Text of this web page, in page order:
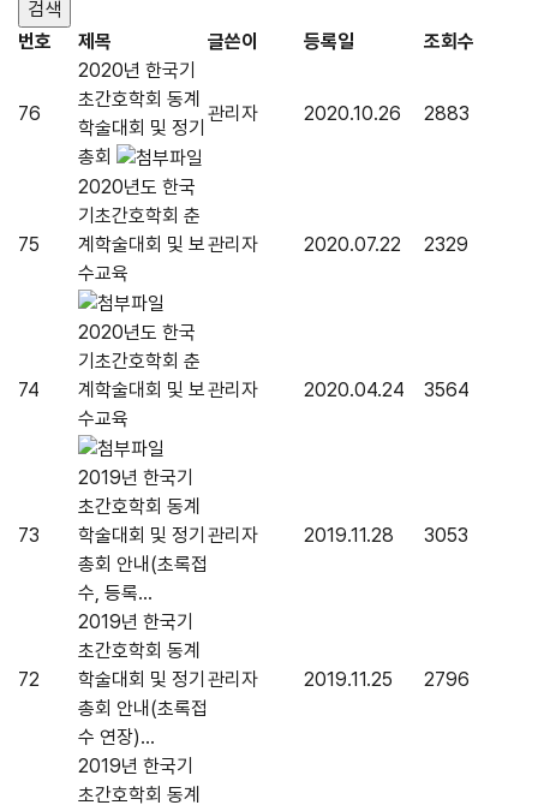
번호 제목 글쓴이 등록일 조회수
76
2020년 한국기
초간호학회 동계
학술대회 및 정기
총회
관리자 2020.10.26 2883
75
2020년도 한국
기초간호학회 춘
계학술대회 및 보
수교육
관리자 2020.07.22 2329
74
2020년도 한국
기초간호학회 춘
계학술대회 및 보
수교육
관리자 2020.04.24 3564
73
2019년 한국기
초간호학회 동계
학술대회 및 정기
총회 안내(초록접
수, 등록...
관리자 2019.11.28 3053
72
2019년 한국기
초간호학회 동계
학술대회 및 정기
총회 안내(초록접
수 연장)...
관리자 2019.11.25 2796
2019년 한국기
초간호학회 동계